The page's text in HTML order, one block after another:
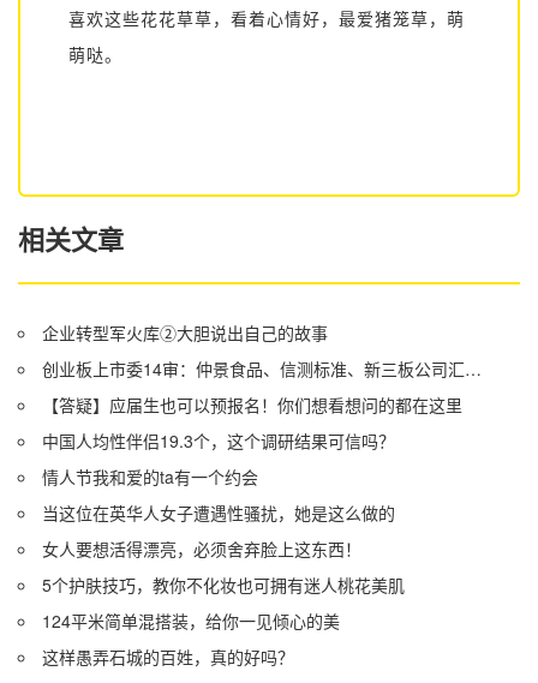
喜欢这些花花草草，看着心情好，最爱猪笼草，萌
萌哒。
相关文章
企业转型军火库②大胆说出自己的故事
创业板上市委14审：仲景食品、信测标准、新三板公司汇创达上会
【答疑】应届生也可以预报名！你们想看想问的都在这里
中国人均性伴侣19.3个，这个调研结果可信吗？
情人节我和爱的ta有一个约会
当这位在英华人女子遭遇性骚扰，她是这么做的
女人要想活得漂亮，必须舍弃脸上这东西！
5个护肤技巧，教你不化妆也可拥有迷人桃花美肌
124平米简单混搭装，给你一见倾心的美
这样愚弄石城的百姓，真的好吗？